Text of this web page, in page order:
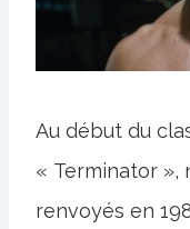
Au début du
« Terminator »,
renvoyés en